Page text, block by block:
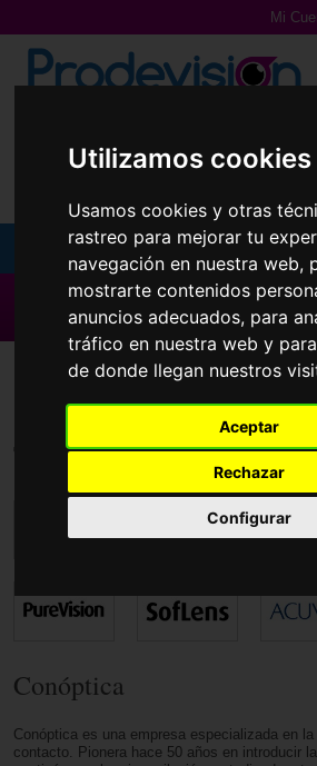
Utilizamos cookies
Usamos cookies y otras
rastreo para mejorar tu
navegación en nuestra web,
mostrarte contenidos
anuncios adecuados, para
tráfico en nuestra web y
de donde llegan nuestros
Aceptar
Rechazar
Configurar
Mi
Gafas de
Gafas
Gafas
Lentillas
Accesorios
▶ Todas las
LentillasSafe-Gel
Todas las marcas
Conóptica
Conóptica es una empresa especializada en
contacto. Pionera hace 50 años en introducir